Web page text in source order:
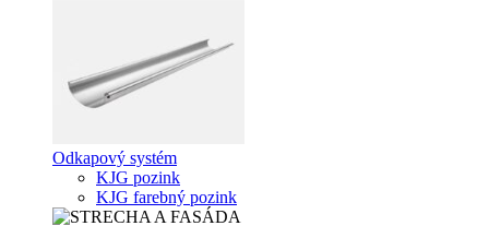
Odkapový systém
KJG pozink
KJG farebný pozink